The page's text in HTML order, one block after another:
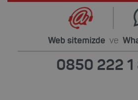
Web sitemizde ve
0850 222